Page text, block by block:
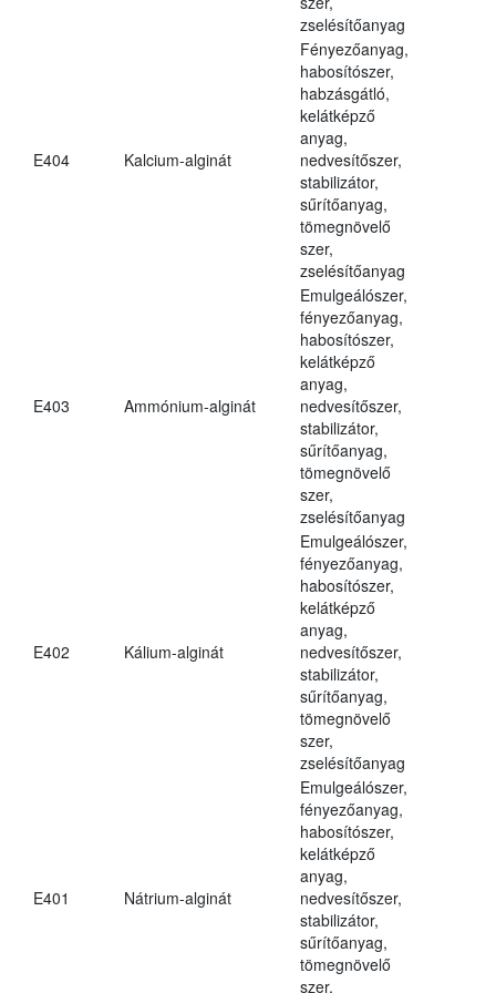
zselésítőanyag
E404 Kalcium-alginát
Fényezőanyag,
habosítószer,
habzásgátló,
kelátképző
anyag,
nedvesítőszer,
stabilizátor,
sűrítőanyag,
tömegnövelő
szer,
zselésítőanyag
E403 Ammónium-alginát
Emulgeálószer,
fényezőanyag,
habosítószer,
kelátképző
anyag,
nedvesítőszer,
stabilizátor,
sűrítőanyag,
tömegnövelő
szer,
zselésítőanyag
E402 Kálium-alginát
Emulgeálószer,
fényezőanyag,
habosítószer,
kelátképző
anyag,
nedvesítőszer,
stabilizátor,
sűrítőanyag,
tömegnövelő
szer,
zselésítőanyag
E401 Nátrium-alginát
Emulgeálószer,
fényezőanyag,
habosítószer,
kelátképző
anyag,
nedvesítőszer,
stabilizátor,
sűrítőanyag,
tömegnövelő
szer,